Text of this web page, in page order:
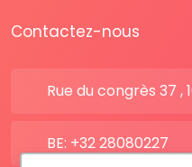
Contactez-nous
Rue du congrès 37 ,
BE: +32 28080227